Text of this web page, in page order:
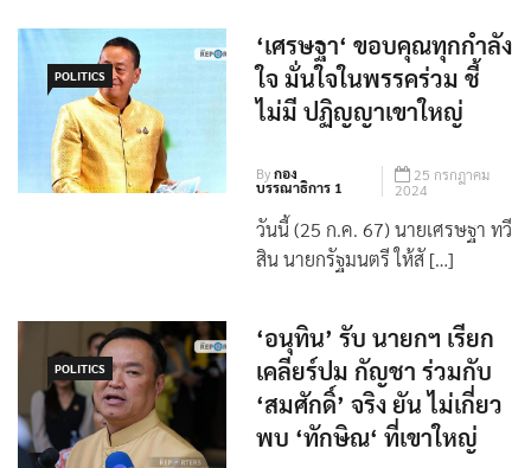
POLITICS
‘เศรษฐา‘ ขอบคุณทุกกำลัง
ใจ มั่นใจในพรรคร่วม ชี้
ไม่มี ปฏิญญาเขาใหญ่
Byกอง
บรรณาธิการ 1
25 กรกฎาคม
2024
วันนี้ (25 ก.ค. 67) นายเศรษฐา ทวี
สิน นายกรัฐมนตรี ให้สั […]
POLITICS
‘อนุทิน’ รับ นายกฯ เรียก
เคลียร์ปม กัญชา ร่วมกับ
‘สมศักดิ์’ จริง ยัน ไม่เกี่ยว
พบ ‘ทักษิณ‘ ที่เขาใหญ่